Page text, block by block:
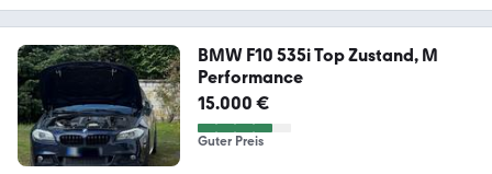
BMW F10 535i Top Zustand, M
Performance
15.000 €
Guter Preis